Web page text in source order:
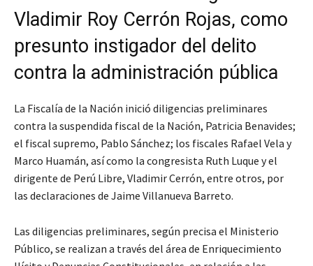
Vladimir Roy Cerrón Rojas, como
presunto instigador del delito
contra la administración pública
La Fiscalía de la Nación inició diligencias preliminares
contra la suspendida fiscal de la Nación, Patricia Benavides;
el fiscal supremo, Pablo Sánchez; los fiscales Rafael Vela y
Marco Huamán, así como la congresista Ruth Luque y el
dirigente de Perú Libre, Vladimir Cerrón, entre otros, por
las declaraciones de Jaime Villanueva Barreto.
Las diligencias preliminares, según precisa el Ministerio
Público, se realizan a través del área de Enriquecimiento